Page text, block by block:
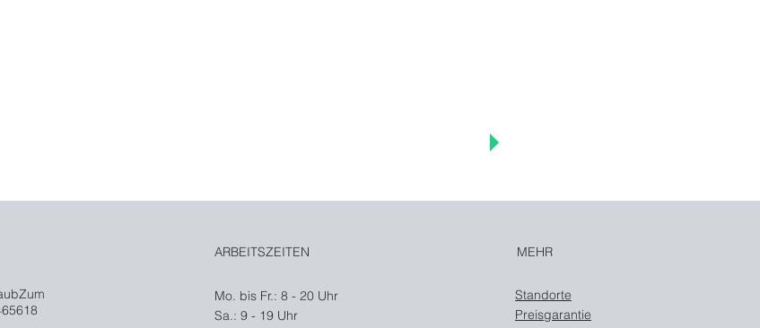
ARBEITSZEITEN
Mo. bis Fr.: 8 - 20 Uhr
​​Sa.: 9 - 19 Uhr
MEHR
Standorte
Preisgarantie